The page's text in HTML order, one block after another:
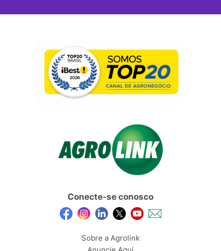
Conecte-se conosco
Sobre a Agrolink